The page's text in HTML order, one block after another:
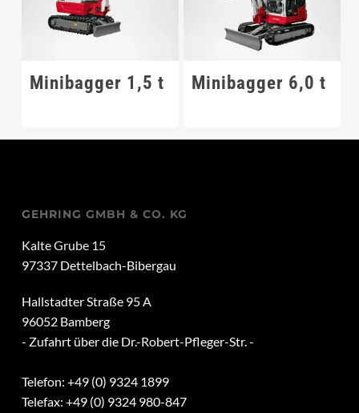
Minibagger 1,5 t Minibagger 6,0 t
GEHRING GMBH & CO. KG
Kalte Grube 15
97337 Dettelbach-Bibergau
Hallstadter Straße 95 A
96052 Bamberg
- Zufahrt über die Dr.-Robert-Pfleger-Str. -
Telefon: +49 (0) 9324 1899
Telefax: +49 (0) 9324 980-847